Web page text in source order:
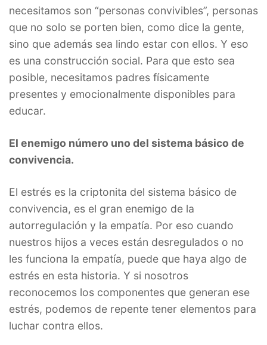
necesitamos son “personas convivibles”, personas
que no solo se porten bien, como dice la gente,
sino que además sea lindo estar con ellos. Y eso
es una construcción social. Para que esto sea
posible, necesitamos padres físicamente
presentes y emocionalmente disponibles para
educar.
El enemigo número uno del sistema básico de
convivencia.
El estrés es la criptonita del sistema básico de
convivencia, es el gran enemigo de la
autorregulación y la empatía. Por eso cuando
nuestros hijos a veces están desregulados o no
les funciona la empatía, puede que haya algo de
estrés en esta historia. Y si nosotros
reconocemos los componentes que generan ese
estrés, podemos de repente tener elementos para
luchar contra ellos.